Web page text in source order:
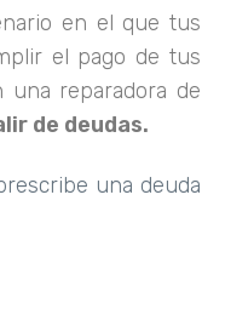
en el que tus
el pago de tus
una reparadora de
de deudas.
una deuda